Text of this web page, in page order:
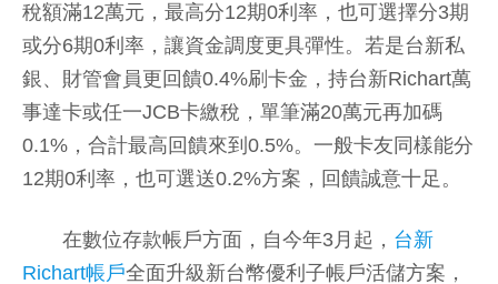
稅額滿12萬元，最高分12期0利率，也可選擇分3期
或分6期0利率，讓資金調度更具彈性。若是台新私
銀、財管會員更回饋0.4%刷卡金，持台新Richart萬
事達卡或任一JCB卡繳稅，單筆滿20萬元再加碼
0.1%，合計最高回饋來到0.5%。一般卡友同樣能分
12期0利率，也可選送0.2%方案，回饋誠意十足。
在數位存款帳戶方面，自今年3月起， 台新
Richart帳戶全面升級新台幣優利子帳戶活儲方案，